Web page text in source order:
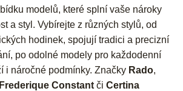
modelů, které splní vaše nároky
a styl. Vybírejte z různých stylů, od
hodinek, spojují tradici a precizní
po odolné modely pro každodenní
i náročné podmínky. Značky Rado,
Frederique Constant či Certina